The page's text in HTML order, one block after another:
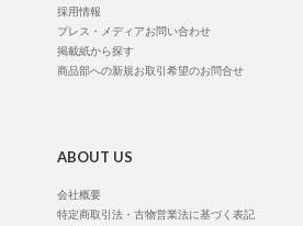
採用情報
プレス・メディアお問い合わせ
掲載紙から探す
商品部への新規お取引希望のお問合せ
ABOUT US
会社概要
特定商取引法・古物営業法に基づく表記